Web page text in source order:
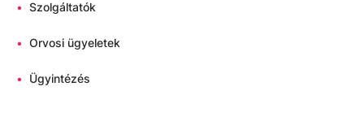
• Szolgáltatók
• Orvosi ügyeletek
• Ügyintézés